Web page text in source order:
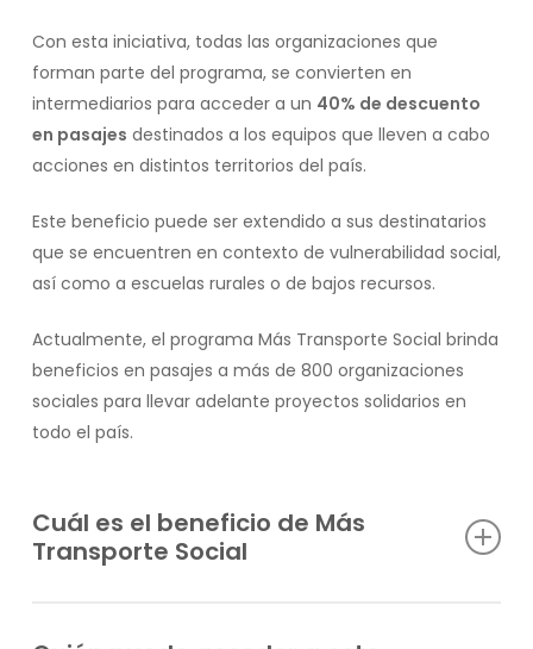
Con esta iniciativa, todas las organizaciones que
forman parte del programa, se convierten en
intermediarios para acceder a un 40% de descuento
en pasajes destinados a los equipos que lleven a cabo
acciones en distintos territorios del país.
Este beneficio puede ser extendido a sus destinatarios
que se encuentren en contexto de vulnerabilidad social,
así como a escuelas rurales o de bajos recursos.
Actualmente, el programa Más Transporte Social brinda
beneficios en pasajes a más de 800 organizaciones
sociales para llevar adelante proyectos solidarios en
todo el país.
Cuál es el beneficio de Más
Transporte Social